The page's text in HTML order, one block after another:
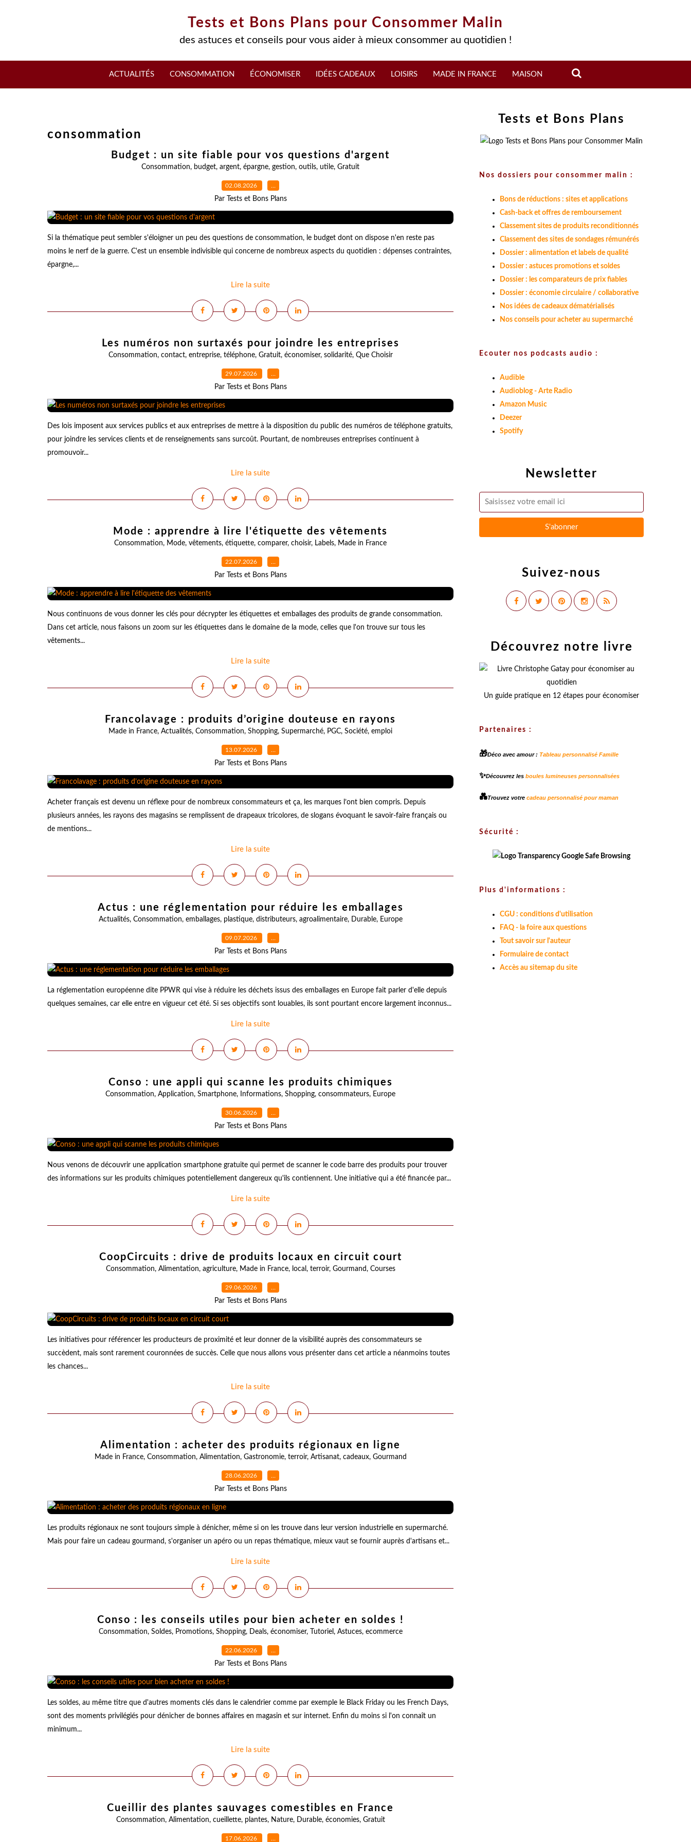
Tests et Bons Plans pour Consommer Malin
des astuces et conseils pour vous aider à mieux consommer au quotidien !
ACTUALITÉS CONSOMMATION ÉCONOMISER IDÉES CADEAUX LOISIRS MADE IN FRANCE MAISON
consommation
Budget : un site fiable pour vos questions d'argent
Consommation, budget, argent, épargne, gestion, outils, utile, Gratuit
02.08.2026 …
Par Tests et Bons Plans
Si la thématique peut sembler s'éloigner un peu des questions de consommation, le budget dont on dispose n'en reste pas
moins le nerf de la guerre. C'est un ensemble indivisible qui concerne de nombreux aspects du quotidien : dépenses contraintes,
épargne,...
Lire la suite
Les numéros non surtaxés pour joindre les entreprises
Consommation, contact, entreprise, téléphone, Gratuit, économiser, solidarité, Que Choisir
29.07.2026 …
Par Tests et Bons Plans
Des lois imposent aux services publics et aux entreprises de mettre à la disposition du public des numéros de téléphone gratuits,
pour joindre les services clients et de renseignements sans surcoût. Pourtant, de nombreuses entreprises continuent à
promouvoir...
Lire la suite
Mode : apprendre à lire l'étiquette des vêtements
Consommation, Mode, vêtements, étiquette, comparer, choisir, Labels, Made in France
22.07.2026 …
Par Tests et Bons Plans
Nous continuons de vous donner les clés pour décrypter les étiquettes et emballages des produits de grande consommation.
Dans cet article, nous faisons un zoom sur les étiquettes dans le domaine de la mode, celles que l'on trouve sur tous les
vêtements...
Lire la suite
Francolavage : produits d’origine douteuse en rayons
Made in France, Actualités, Consommation, Shopping, Supermarché, PGC, Société, emploi
13.07.2026 …
Par Tests et Bons Plans
Acheter français est devenu un réflexe pour de nombreux consommateurs et ça, les marques l’ont bien compris. Depuis
plusieurs années, les rayons des magasins se remplissent de drapeaux tricolores, de slogans évoquant le savoir-faire français ou
de mentions...
Lire la suite
Actus : une réglementation pour réduire les emballages
Actualités, Consommation, emballages, plastique, distributeurs, agroalimentaire, Durable, Europe
09.07.2026 …
Par Tests et Bons Plans
La réglementation européenne dite PPWR qui vise à réduire les déchets issus des emballages en Europe fait parler d'elle depuis
quelques semaines, car elle entre en vigueur cet été. Si ses objectifs sont louables, ils sont pourtant encore largement inconnus...
Lire la suite
Conso : une appli qui scanne les produits chimiques
Consommation, Application, Smartphone, Informations, Shopping, consommateurs, Europe
30.06.2026 …
Par Tests et Bons Plans
Nous venons de découvrir une application smartphone gratuite qui permet de scanner le code barre des produits pour trouver
des informations sur les produits chimiques potentiellement dangereux qu'ils contiennent. Une initiative qui a été financée par...
Lire la suite
CoopCircuits : drive de produits locaux en circuit court
Consommation, Alimentation, agriculture, Made in France, local , terroir, Gourmand, Courses
29.06.2026 …
Par Tests et Bons Plans
Les initiatives pour référencer les producteurs de proximité et leur donner de la visibilité auprès des consommateurs se
succèdent, mais sont rarement couronnées de succès. Celle que nous allons vous présenter dans cet article a néanmoins toutes
les chances...
Lire la suite
Alimentation : acheter des produits régionaux en ligne
Made in France, Consommation, Alimentation, Gastronomie, terroir, Artisanat, cadeaux, Gourmand
28.06.2026 …
Par Tests et Bons Plans
Les produits régionaux ne sont toujours simple à dénicher, même si on les trouve dans leur version industrielle en supermarché.
Mais pour faire un cadeau gourmand, s'organiser un apéro ou un repas thématique, mieux vaut se fournir auprès d'artisans et...
Lire la suite
Conso : les conseils utiles pour bien acheter en soldes !
Consommation, Soldes, Promotions, Shopping, Deals, économiser, Tutoriel , Astuces, ecommerce
22.06.2026 …
Par Tests et Bons Plans
Les soldes, au même titre que d'autres moments clés dans le calendrier comme par exemple le Black Friday ou les French Days,
sont des moments privilégiés pour dénicher de bonnes affaires en magasin et sur internet. Enfin du moins si l'on connaît un
minimum...
Lire la suite
Cueillir des plantes sauvages comestibles en France
Consommation, Alimentation, cueillette, plantes, Nature, Durable, économies, Gratuit
17.06.2026 …
Newsletter
Suivez-nous
Tests et Bons Plans
Nos dossiers pour consommer malin :
Bons de réductions : sites et applications
Cash-back et offres de remboursement
Classement sites de produits reconditionnés
Classement des sites de sondages rémunérés
Dossier : alimentation et labels de qualité
Dossier : astuces promotions et soldes
Dossier : les comparateurs de prix fiables
Dossier : économie circulaire / collaborative
Nos idées de cadeaux dématérialisés
Nos conseils pour acheter au supermarché
Ecouter nos podcasts audio :
Audible
Audioblog - Arte Radio
Amazon Music
Deezer
Spotify
Découvrez notre livre
Un guide pratique en 12 étapes pour économiser
Partenaires :
🎁Déco avec amour : Tableau personnalisé Famille
✨Découvrez les boules lumineuses personnalisées
💑Trouvez votre cadeau personnalisé pour maman
Sécurité :
Plus d'informations :
CGU : conditions d'utilisation
FAQ - la foire aux questions
Tout savoir sur l'auteur
Formulaire de contact
Accès au sitemap du site